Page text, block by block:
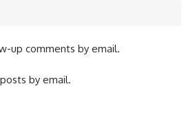
up comments by email.
by email.